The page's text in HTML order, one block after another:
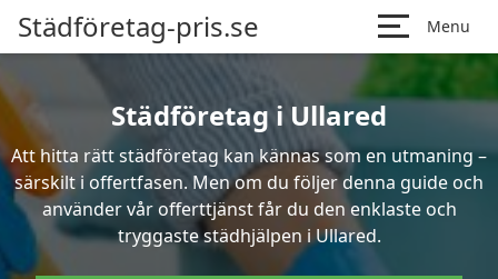
Städföretag-pris.se Menu
Städföretag i Ullared
Att hitta rätt städföretag kan kännas som en utmaning –
särskilt i offertfasen. Men om du följer denna guide och
använder vår offerttjänst får du den enklaste och
tryggaste städhjälpen i Ullared.